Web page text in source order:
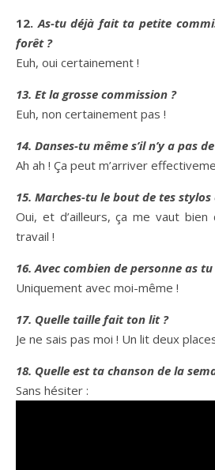
12. As-tu déjà fait ta petite
forêt ?
Euh, oui certainement !
13. Et la grosse commission ?
Euh, non certainement pas !
14. Danses-tu même s’il n’y a pas
Ah ah ! Ça peut m’arriver
15. Marches-tu le bout de tes stylos
Oui, et d’ailleurs, ça me vaut
travail !
16. Avec combien de personne as
Uniquement avec moi-même !
17. Quelle taille fait ton lit ?
Je ne sais pas moi ! Un lit deux
18. Quelle est ta chanson de la
Sans hésiter :